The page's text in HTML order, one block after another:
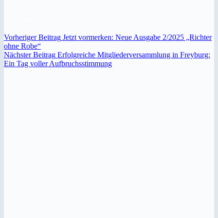
VorherigerBeitrag Jetzt vormerken: Neue Ausgabe 2/2025 „Richter
ohne Robe“
NächsterBeitrag Erfolgreiche Mitgliederversammlung in Freyburg:
Ein Tag voller Aufbruchsstimmung